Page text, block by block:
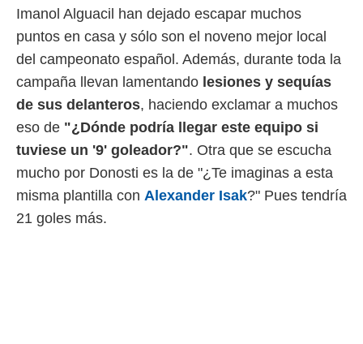
que
se
para
ni para
o
aunque
Imanol Alguacil han dejado escapar muchos
puntos en casa y sólo son el noveno mejor local
del campeonato español. Además, durante toda la
campaña llevan lamentando lesiones y sequías
de sus delanteros, haciendo exclamar a muchos
eso de "¿Dónde podría llegar este equipo si
tuviese un '9' goleador?". Otra que se escucha
mucho por Donosti es la de "¿Te imaginas a esta
misma plantilla con Alexander Isak?" Pues tendría
21 goles más.